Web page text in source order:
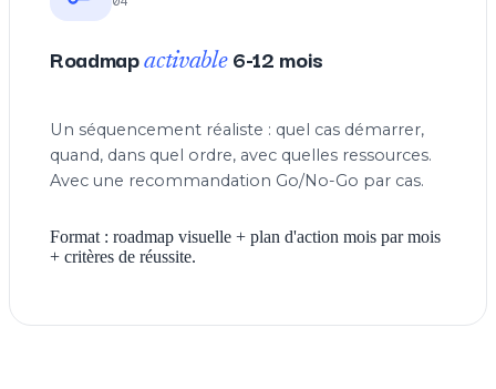
Roadmapactivable6-12 mois
Un séquencement réaliste : quel cas démarrer,
quand, dans quel ordre, avec quelles ressources.
Avec une recommandation Go/No-Go par cas.
Format : roadmap visuelle + plan d'action mois par mois
+ critères de réussite.